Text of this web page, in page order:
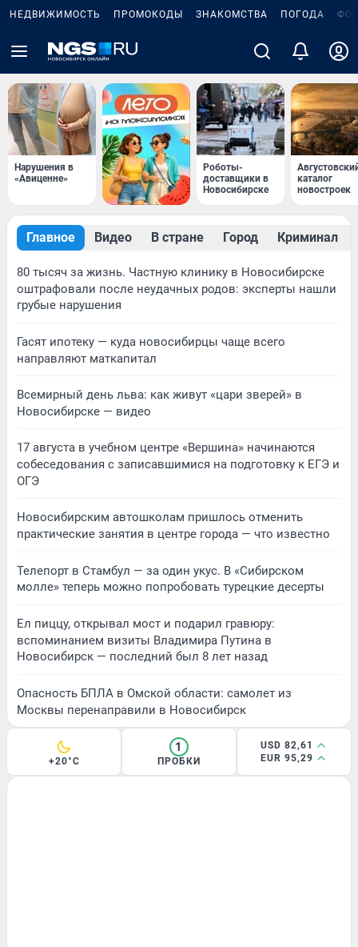
НЕДВИЖИМОСТЬ ПРОМОКОДЫ ЗНАКОМСТВА ПОГОДА
Нарушения в
«Авиценне»
Роботы-
доставщики в
Новосибирске
каталог
новостроек
Главное Видео В стране Город Криминал
80 тысяч за жизнь. Частную клинику в Новосибирске
оштрафовали после неудачных родов: эксперты нашли
грубые нарушения
Гасят ипотеку — куда новосибирцы чаще всего
направляют маткапитал
Всемирный день льва: как живут «цари зверей» в
Новосибирске — видео
17 августа в учебном центре «Вершина» начинаются
собеседования с записавшимися на подготовку к ЕГЭ и
ОГЭ
Новосибирским автошколам пришлось отменить
практические занятия в центре города — что известно
Телепорт в Стамбул — за один укус. В «Сибирском
молле» теперь можно попробовать турецкие десерты
Ел пиццу, открывал мост и подарил гравюру:
вспоминанием визиты Владимира Путина в
Новосибирск — последний был 8 лет назад
Опасность БПЛА в Омской области: самолет из
Москвы перенаправили в Новосибирск
+20°C
1
ПРОБКИ
USD 82,61
EUR 95,29